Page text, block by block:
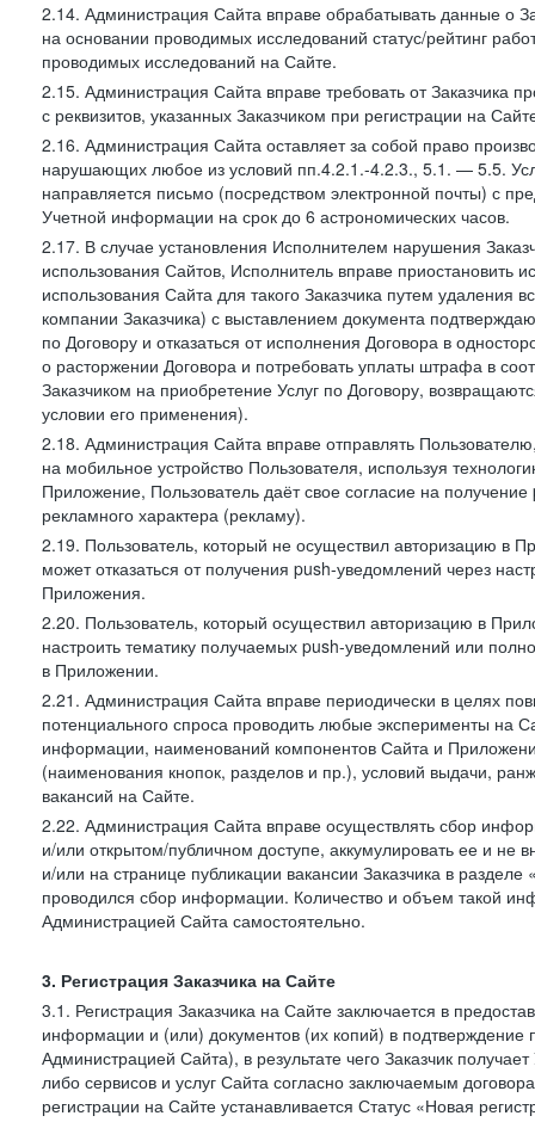
2.14. Администрация Сайта вправе обрабатывать данные о
на основании проводимых исследований статус/рейтинг
проводимых исследований на Сайте.
2.15. Администрация Сайта вправе требовать от Заказчика
с реквизитов, указанных Заказчиком при регистрации на
2.16. Администрация Сайта оставляет за собой право
нарушающих любое из условий пп.4.2.1.-4.2.3., 5.1. — 5.5.
направляется письмо (посредством электронной почты) с
Учетной информации на срок до 6 астрономических часов.
2.17. В случае установления Исполнителем нарушения
использования Сайтов, Исполнитель вправе приостановить
использования Сайта для такого Заказчика путем
компании Заказчика) с выставлением документа
по Договору и отказаться от исполнения Договора в
о расторжении Договора и потребовать уплаты штрафа в
Заказчиком на приобретение Услуг по Договору,
условии его применения).
2.18. Администрация Сайта вправе отправлять
на мобильное устройство Пользователя, используя
Приложение, Пользователь даёт свое согласие на
рекламного характера (рекламу).
2.19. Пользователь, который не осуществил авторизацию в
может отказаться от получения push-уведомлений через
Приложения.
2.20. Пользователь, который осуществил авторизацию в
настроить тематику получаемых push-уведомлений или
в Приложении.
2.21. Администрация Сайта вправе периодически в целях
потенциального спроса проводить любые эксперименты на
информации, наименований компонентов Сайта и
(наименования кнопок, разделов и пр.), условий выдачи,
вакансий на Сайте.
2.22. Администрация Сайта вправе осуществлять сбор
и/или открытом/публичном доступе, аккумулировать ее и не
и/или на странице публикации вакансии Заказчика в
проводился сбор информации. Количество и объем такой
Администрацией Сайта самостоятельно.
3. Регистрация Заказчика на Сайте
3.1. Регистрация Заказчика на Сайте заключается в
информации и (или) документов (их копий) в
Администрацией Сайта), в результате чего Заказчик
либо сервисов и услуг Сайта согласно заключаемым
регистрации на Сайте устанавливается Статус «Новая